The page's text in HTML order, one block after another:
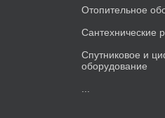
Отопительное
Сантехнические
Спутниковое и
оборудование